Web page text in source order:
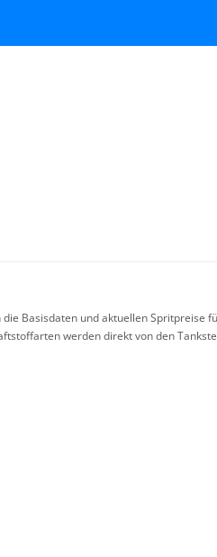
Basisdaten und aktuellen Spritpreise
werden direkt von den